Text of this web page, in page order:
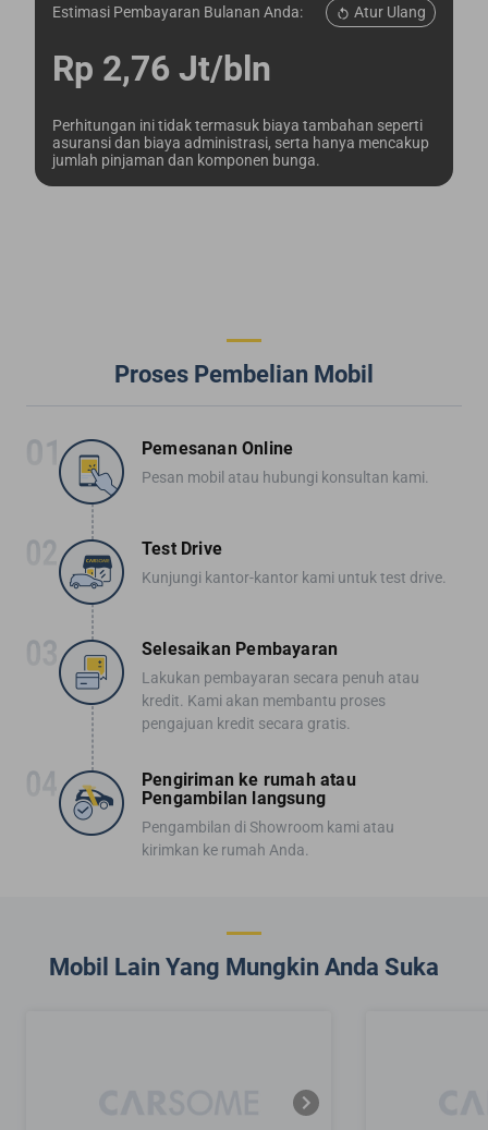
Estimasi Pembayaran Bulanan Anda: Atur Ulang
Rp 2,76 Jt/bln
Perhitungan ini tidak termasuk biaya tambahan seperti
asuransi dan biaya administrasi, serta hanya mencakup
jumlah pinjaman dan komponen bunga.
Proses Pembelian Mobil
Pemesanan Online
Pesan mobil atau hubungi konsultan kami.
Test Drive
Kunjungi kantor-kantor kami untuk test drive.
Selesaikan Pembayaran
Lakukan pembayaran secara penuh atau
kredit. Kami akan membantu proses
pengajuan kredit secara gratis.
Pengiriman ke rumah atau
Pengambilan langsung
Pengambilan di Showroom kami atau
kirimkan ke rumah Anda.
Mobil Lain Yang Mungkin Anda Suka